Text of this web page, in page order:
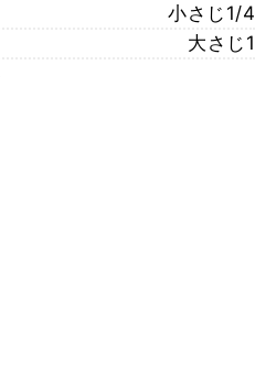
小さじ1/4
大さじ1